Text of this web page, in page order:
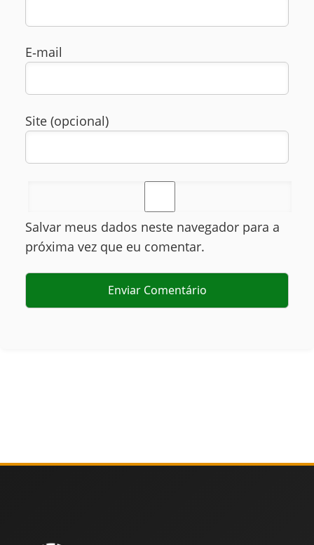
E‑mail
Site (opcional)
Salvar meus dados neste navegador para a
próxima vez que eu comentar.